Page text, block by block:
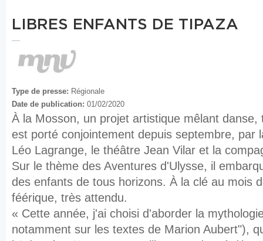
LIBRES ENFANTS DE TIPAZA
Type de presse: Régionale
Date de publication: 01/02/2020
À la Mosson, un projet artistique mêlant danse,
est porté conjointement depuis septembre, par
Léo Lagrange, le théâtre Jean Vilar et la
Sur le thème des Aventures d'Ulysse, il
des enfants de tous horizons. À la clé au mois
féérique, très attendu.
« Cette année, j'ai choisi d'aborder la
notamment sur les textes de Marion Aubert"),